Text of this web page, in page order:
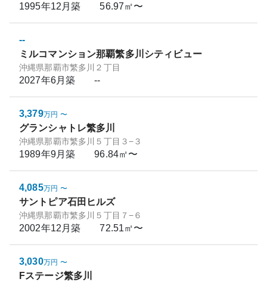
1995年12月築 56.97㎡〜
--
ミルコマンション那覇繁多川シティビュー
沖縄県那覇市繁多川２丁目
2027年6月築 --
3,379万円 〜
グランシャトレ繁多川
沖縄県那覇市繁多川５丁目３−３
1989年9月築 96.84㎡〜
4,085万円 〜
サントピア石田ヒルズ
沖縄県那覇市繁多川５丁目７−６
2002年12月築 72.51㎡〜
3,030万円 〜
Fステージ繁多川